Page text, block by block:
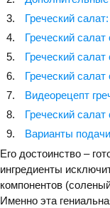
Греческий
Греческий
Греческий
Греческий салат
Видеорецепт
Греческий
Варианты
Его достоинство –
ингредиенты
компонентов
Именно эта